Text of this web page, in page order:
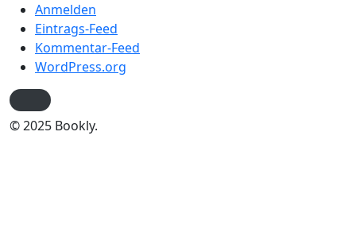
Anmelden
Eintrags-Feed
Kommentar-Feed
WordPress.org
© 2025 Bookly.